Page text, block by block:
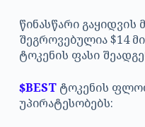
წინასწარი გაყიდვის
შეგროვებულია $14
ტოკენის ფასი
$BESTტოკენის
უპირატესობებს: